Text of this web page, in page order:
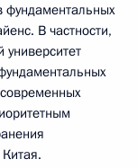
фундаментальных
В частности,